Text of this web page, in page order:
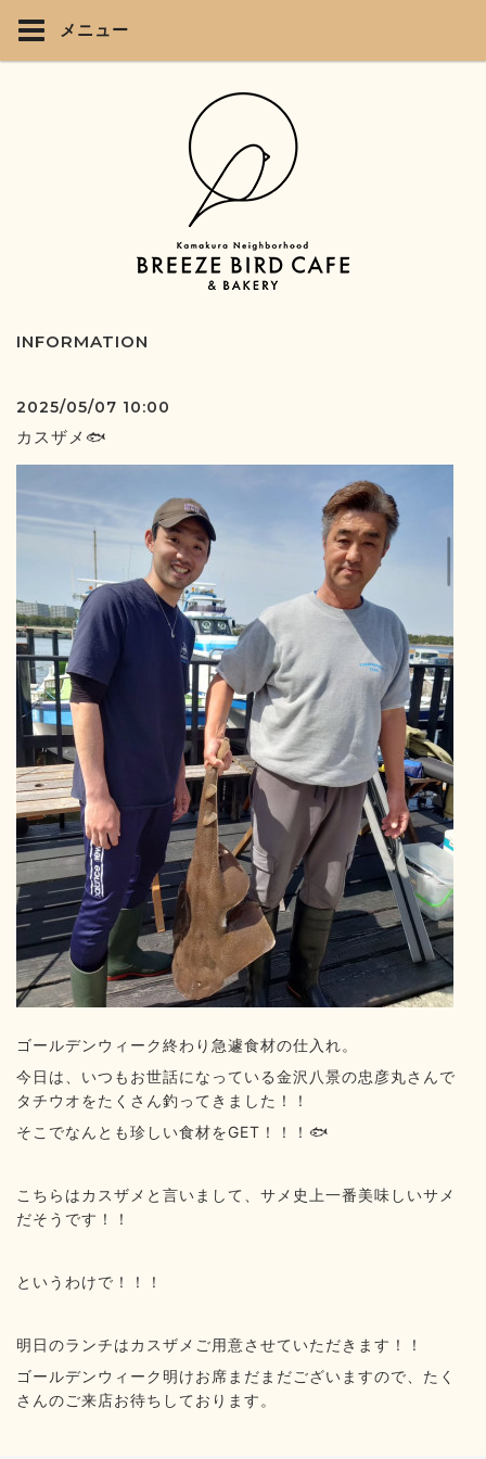
メニュー
INFORMATION
2025/05/07 10:00
カスザメ🐟
ゴールデンウィーク終わり急遽食材の仕入れ。
今日は、いつもお世話になっている金沢八景の忠彦丸さんで
タチウオをたくさん釣ってきました！！
そこでなんとも珍しい食材をGET！！！🐟️
こちらはカスザメと言いまして、サメ史上一番美味しいサメ
だそうです！！
というわけで！！！
明日のランチはカスザメご用意させていただきます！！
ゴールデンウィーク明けお席まだまだございますので、たく
さんのご来店お待ちしております。